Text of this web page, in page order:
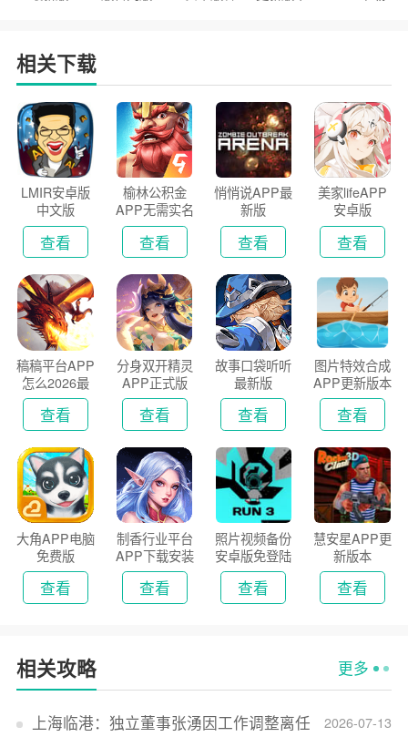
相关下载
LMIR安卓版
中文版
查看
榆林公积金
APP无需实名
认证版
查看
悄悄说APP最
新版
查看
美家lifeAPP
安卓版
查看
稿稿平台APP
怎么2026最
新版
查看
分身双开精灵
APP正式版
查看
故事口袋听听
最新版
查看
图片特效合成
APP更新版本
2026
查看
大角APP电脑
免费版
查看
制香行业平台
APP下载安装
2026
查看
照片视频备份
安卓版免登陆
版
查看
慧安星APP更
新版本
查看
相关攻略 更多
2026-07-13
上海临港：独立董事张湧因工作调整离任